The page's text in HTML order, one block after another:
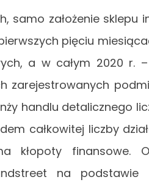
samo założenie
pięciu
a w całym 2020 r.
zarejestrowanych
handlu detalicznego
całkowitej liczby
kłopoty finansowe.
na